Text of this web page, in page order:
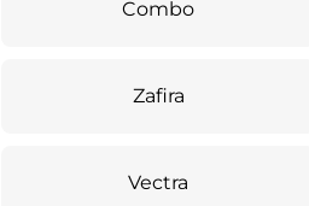
Combo
Zafira
Vectra